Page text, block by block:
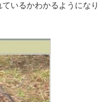
いるかわかるようになり